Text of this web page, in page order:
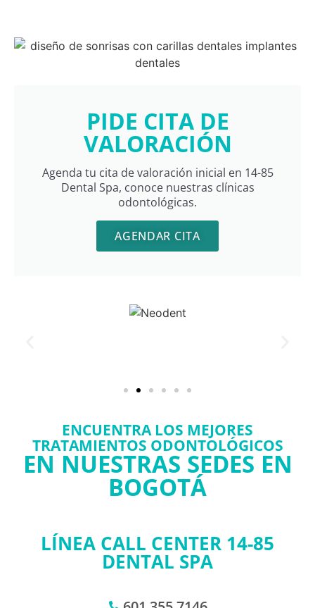
PIDE CITA DE
VALORACIÓN
Agenda tu cita de valoración inicial en 14-85
Dental Spa, conoce nuestras clínicas
odontológicas.
AGENDAR CITA
ENCUENTRA LOS MEJORES
TRATAMIENTOS ODONTOLÓGICOS
EN NUESTRAS SEDES EN
BOGOTÁ
LÍNEA CALL CENTER 14-85
DENTAL SPA